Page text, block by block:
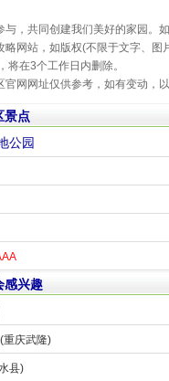
与，共同创建我们美好的家园。
略网站，如版权(不限于文字、
将在3个工作日内删除。
网网址仅供参考，如有变动，
景点
公园
感兴趣
(重庆武隆)
县)